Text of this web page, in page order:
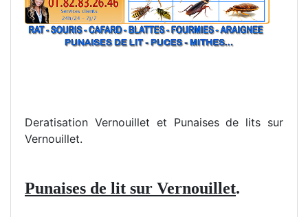
Deratisation Vernouillet et Punaises de lits sur
Vernouillet.
Punaises de lit sur Vernouillet.